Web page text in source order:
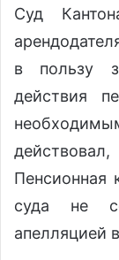
Суд
в пользу
действия
Пенсионная
суда не
апелляцией